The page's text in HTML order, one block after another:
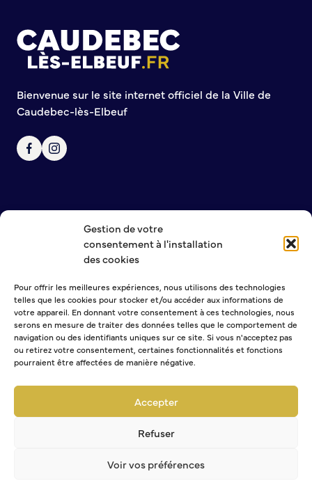
Gestion de votre
consentement à l'installation
des cookies
Pour offrir les meilleures expériences, nous utilisons des technologies
telles que les cookies pour stocker et/ou accéder aux informations de
votre appareil. En donnant votre consentement à ces technologies, nous
serons en mesure de traiter des données telles que le comportement de
navigation ou des identifiants uniques sur ce site. Si vous n'acceptez pas
ou retirez votre consentement, certaines fonctionnalités et fonctions
pourraient être affectées de manière négative.
Accepter
Refuser
Voir vos préférences
Bienvenue sur le site internet officiel de la Ville de
Caudebec-lès-Elbeuf
NOUS CONTACTER
MENTIONS LÉGALES
POLITIQUE DE CONFIDENTIALITÉ
NEWSLETTER
Abonnement Agenda